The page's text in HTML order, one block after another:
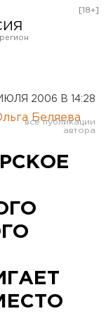
[18+]
ИЮЛЯ 2006 В 14:28
Беляева